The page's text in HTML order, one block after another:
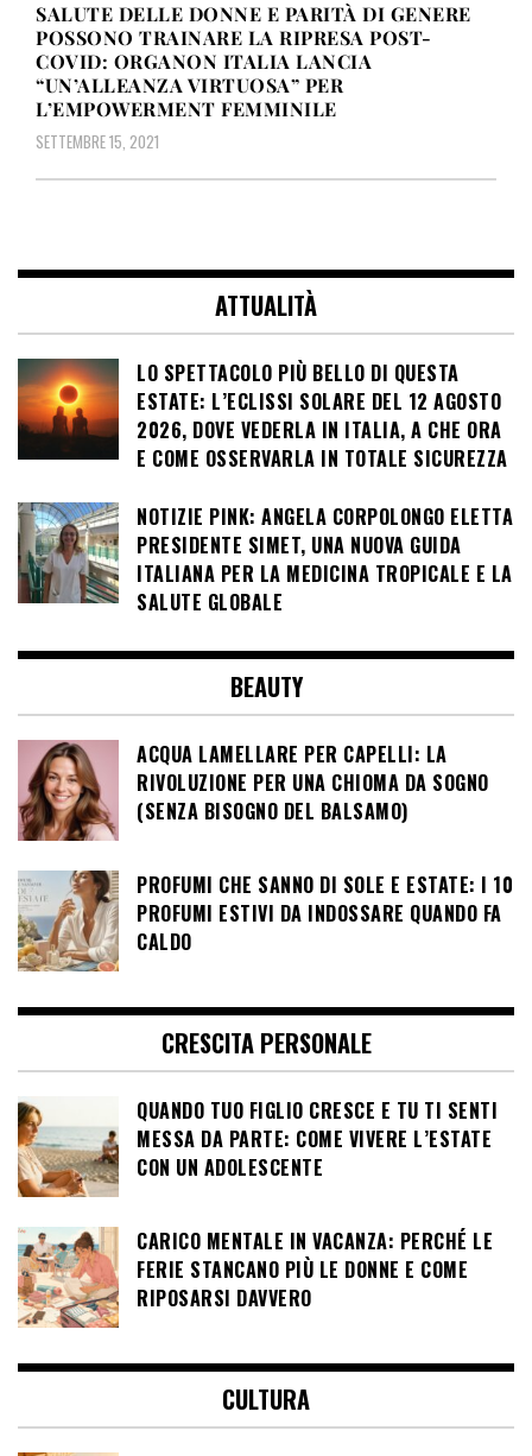
SALUTE DELLE DONNE E PARITÀ DI GENERE
POSSONO TRAINARE LA RIPRESA POST-
COVID: ORGANON ITALIA LANCIA
“UN’ALLEANZA VIRTUOSA” PER
L’EMPOWERMENT FEMMINILE
SETTEMBRE 15, 2021
ATTUALITÀ
LO SPETTACOLO PIÙ BELLO DI QUESTA
ESTATE: L’ECLISSI SOLARE DEL 12 AGOSTO
2026, DOVE VEDERLA IN ITALIA, A CHE ORA
E COME OSSERVARLA IN TOTALE SICUREZZA
NOTIZIE PINK: ANGELA CORPOLONGO ELETTA
PRESIDENTE SIMET, UNA NUOVA GUIDA
ITALIANA PER LA MEDICINA TROPICALE E LA
SALUTE GLOBALE
BEAUTY
ACQUA LAMELLARE PER CAPELLI: LA
RIVOLUZIONE PER UNA CHIOMA DA SOGNO
(SENZA BISOGNO DEL BALSAMO)
PROFUMI CHE SANNO DI SOLE E ESTATE: I 10
PROFUMI ESTIVI DA INDOSSARE QUANDO FA
CALDO
CRESCITA PERSONALE
QUANDO TUO FIGLIO CRESCE E TU TI SENTI
MESSA DA PARTE: COME VIVERE L’ESTATE
CON UN ADOLESCENTE
CARICO MENTALE IN VACANZA: PERCHÉ LE
FERIE STANCANO PIÙ LE DONNE E COME
RIPOSARSI DAVVERO
CULTURA